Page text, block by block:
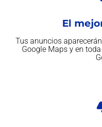
El
Tus anuncios
Google Maps y en